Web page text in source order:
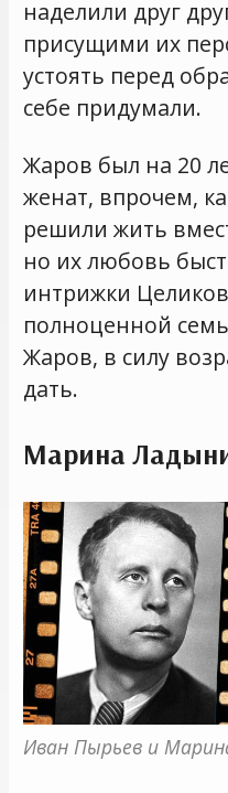
наделили друг
присущими их
устоять перед
себе придумали.
Жаров был на 20
женат, впрочем,
решили жить
но их любовь
интрижки
полноценной
Жаров, в силу
дать.
Марина
Иван Пырьев и